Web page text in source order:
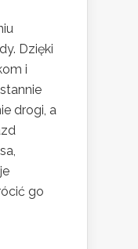
Dzięki
i
drogi, a
go